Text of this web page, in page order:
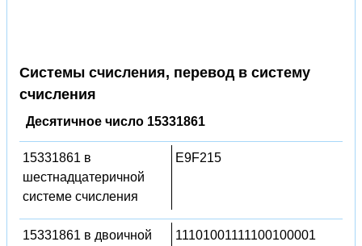
Системы счисления, перевод в систему
счисления
Десятичное число 15331861
15331861 в
шестнадцатеричной
системе счисления
E9F215
15331861 в двоичной
11101001111100100001